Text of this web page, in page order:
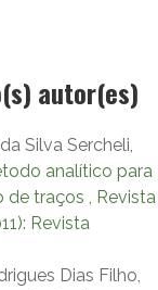
autor(es)
Silva Sercheli,
analítico para
de traços , Revista
Revista
Dias Filho,